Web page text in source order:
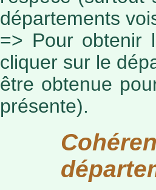
départements
=> Pour obtenir
cliquer sur le
être obtenue
présente).